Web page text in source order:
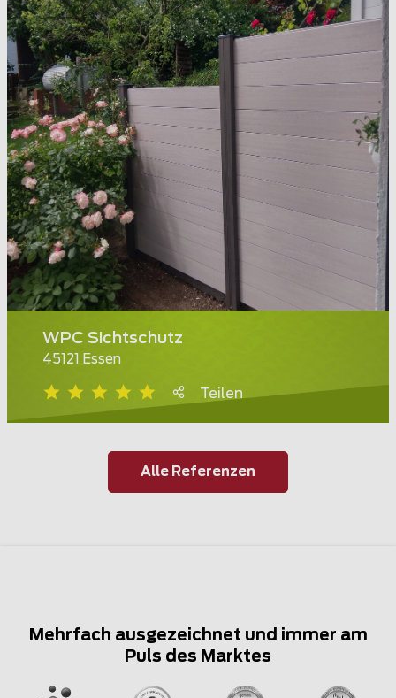
WPC Sichtschutz
45121 Essen
Teilen
Alle Referenzen
Mehrfach ausgezeichnet und immer am
Puls des Marktes